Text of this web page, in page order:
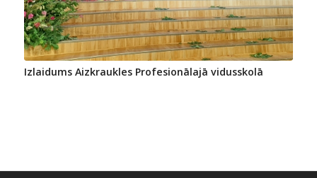
Izlaidums Aizkraukles Profesionālajā vidusskolā